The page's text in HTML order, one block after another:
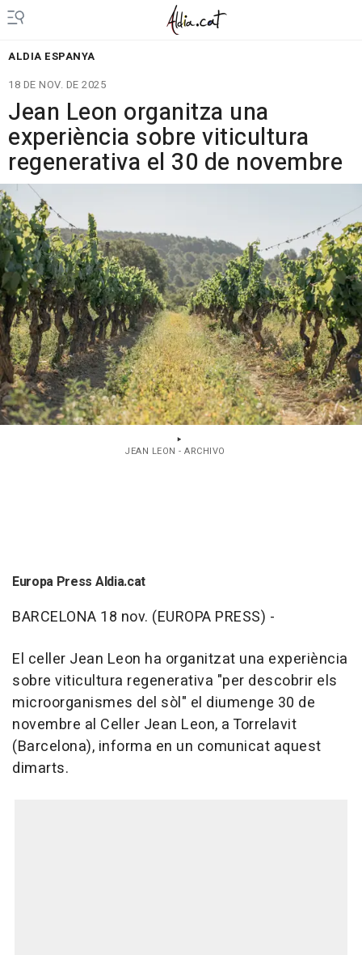
ALDIA ESPANYA
18 DE NOV. DE 2025
Jean Leon organitza una
experiència sobre viticultura
regenerativa el 30 de novembre
JEAN LEON - ARCHIVO
Europa Press Aldia.cat
BARCELONA 18 nov. (EUROPA PRESS) -
El celler Jean Leon ha organitzat una experiència
sobre viticultura regenerativa "per descobrir els
microorganismes del sòl" el diumenge 30 de
novembre al Celler Jean Leon, a Torrelavit
(Barcelona), informa en un comunicat aquest
dimarts.